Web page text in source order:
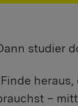
studier
–